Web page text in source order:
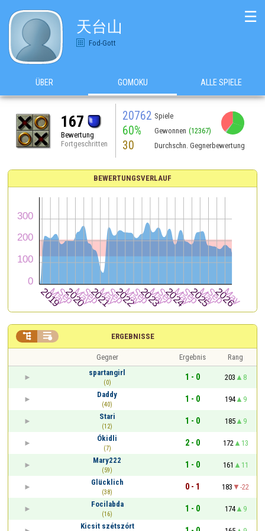
天台山
Fod-Gott
☰
ÜBER GOMOKU ALLE SPIELE
167
Bewertung
Fortgeschritten
20762 Spiele
60% Gewonnen (12367)
30 Durchschn. Gegnerbewertung
BEWERTUNGSVERLAUF
ERGEBNISSE
 
Gegner Ergebnis
Rang
spartangirl
(0)
1 - 0 203
8
Daddy
(40)
1 - 0 194
9
Stari
(12)
1 - 0 185
9
Ókidli
(7)
2 - 0 172
13
Mary222
(59)
1 - 0 161
11
Glücklich
(38)
0 - 1 183
-22
Focilabda
(16)
1 - 0 174
9
Kicsit szétszórt